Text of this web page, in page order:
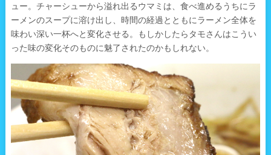
ュー。チャーシューから溢れ出るウマミは、食べ進めるうちにラ
ーメンのスープに溶け出し、時間の経過とともにラーメン全体を
味わい深い一杯へと変化させる。もしかしたらタモさんはこうい
った味の変化そのものに魅了されたのかもしれない。